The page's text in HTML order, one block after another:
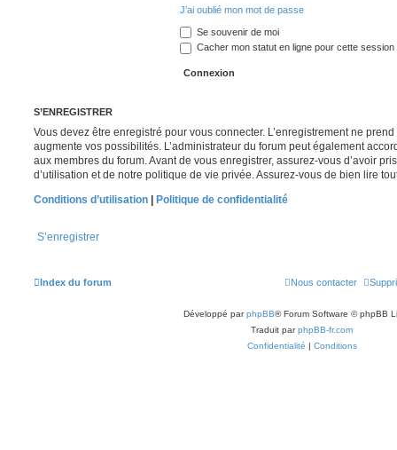
J’ai oublié mon mot de passe
Se souvenir de moi
Cacher mon statut en ligne pour cette session
S’ENREGISTRER
Vous devez être enregistré pour vous connecter. L’enregistrement ne
augmente vos possibilités. L’administrateur du forum peut également
aux membres du forum. Avant de vous enregistrer, assurez-vous d’avoir
d’utilisation et de notre politique de vie privée. Assurez-vous de bien lire
Conditions d’utilisation
Politique de confidentialité
S’enregistrer
Index du forum Nous contacter
Développé parphpBB® Forum Software © phpBB
Traduit parphpBB-fr.com
Confidentialité | Conditions